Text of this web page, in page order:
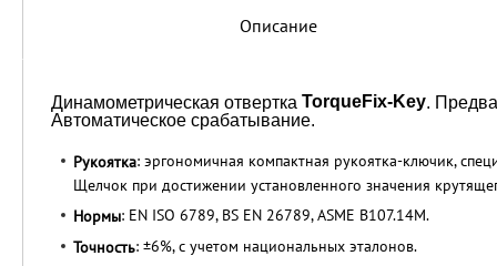
Описание
Динамометрическая отвертка TorqueFix-Key.
Автоматическое срабатывание.
Рукоятка: эргономичная компактная рукоятка-ключик,
Щелчок при достижении установленного значения
Нормы: EN ISO 6789, BS EN 26789, ASME B107.14M.
Точность: ±6%, с учетом национальных эталонов.